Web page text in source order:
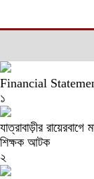
Financial
১
যাত্রাবাড়ীর
শিক্ষক আটক
২